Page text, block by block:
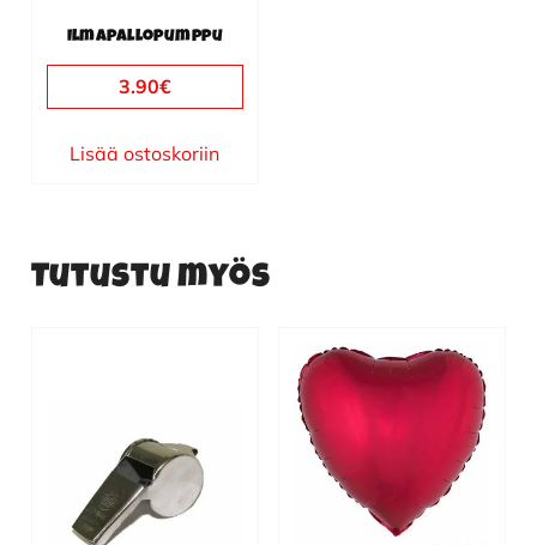
Ilmapallopumppu
3.90€
Lisää ostoskoriin
Tutustu myös